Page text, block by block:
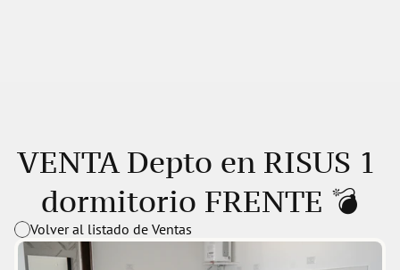
VENTA Depto en RISUS 1
dormitorio FRENTE 💣
Volver al listado de Ventas